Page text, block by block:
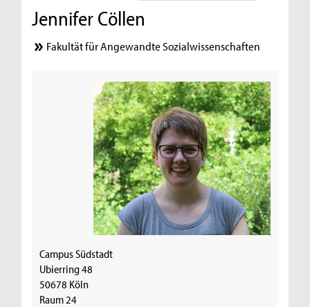
Jennifer Cöllen
Fakultät für Angewandte Sozialwissenschaften
Campus Südstadt
Ubierring 48
50678 Köln
Raum 24